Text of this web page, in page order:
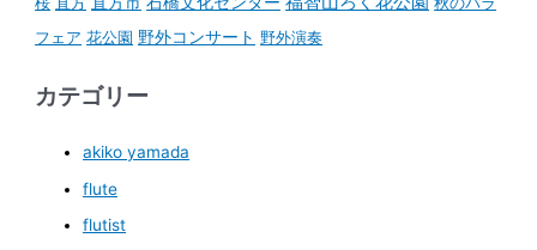
フェア 花公園 野外コンサート 野外演奏
カテゴリー
akiko yamada
flute
flutist